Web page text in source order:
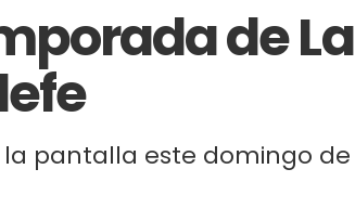
de La
pantalla este domingo de